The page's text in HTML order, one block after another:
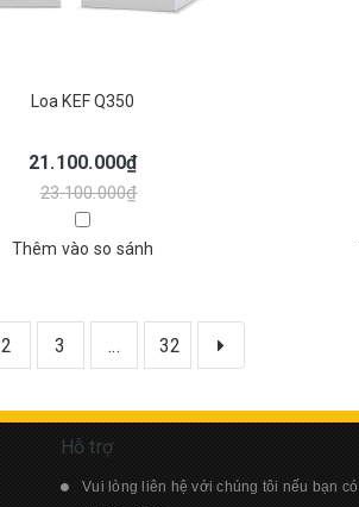
Loa KEF Q350
21.100.000₫
23.100.000₫
Thêm vào so sánh
2 3 ... 32
Hỗ trợ
Vui lòng liên hệ với chúng tôi nếu bạn